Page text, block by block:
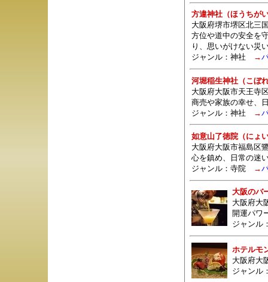
方違神社（ほうちが
大阪府堺市堺区北三
方位や道中の安全を
り、思いがけない災
ジャンル： 神社 →
河堀稲生神社（こぼ
大阪府大阪市天王寺
商売や家族の幸せ、
ジャンル： 神社 →
如意山了徳院（にょ
大阪府大阪市福島区
心を鎮め、日常の迷
ジャンル： 寺院→
大阪のバ
大阪府大
開運パワ
ジャンル
ホテルモ
大阪府大
ジャンル